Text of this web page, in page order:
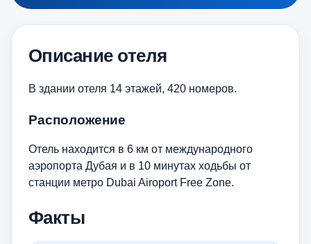
Описание отеля
В здании отеля 14 этажей, 420 номеров.
Расположение
Отель находится в 6 км от международного
аэропорта Дубая и в 10 минутах ходьбы от
станции метро Dubai Airoport Free Zone.
Факты